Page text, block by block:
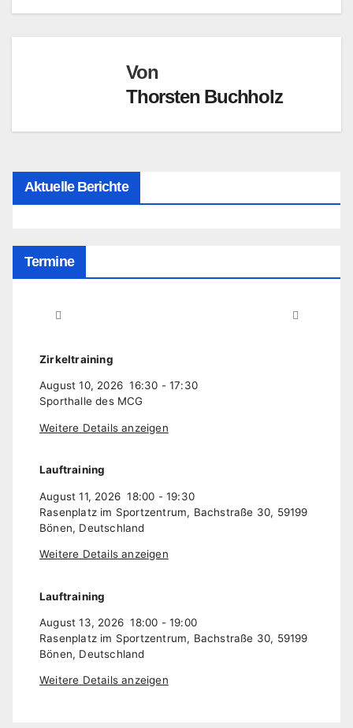
Von
Thorsten Buchholz
Aktuelle Berichte
Termine
Zirkeltraining
August 10, 2026 16:30 -17:30
Sporthalle des MCG
Weitere Details anzeigen
Lauftraining
August 11, 2026 18:00 -19:30
Rasenplatz im Sportzentrum, Bachstraße 30, 59199
Bönen, Deutschland
Weitere Details anzeigen
Lauftraining
August 13, 2026 18:00 -19:00
Rasenplatz im Sportzentrum, Bachstraße 30, 59199
Bönen, Deutschland
Weitere Details anzeigen